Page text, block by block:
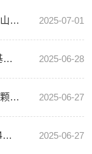
【中国教育电视台】 “从0到1”的突破 山东首位以实践成果申请学位的研究生毕业 2025-07-01
【山东新闻联播】 刘建亚：用数论“基石”构筑科学大厦【山东省科学技术最高奖】 2025-06-28
【闪电新闻】 闪电人物｜刘建亚：一颗数论种子从发芽到结果的40年 2025-06-27
【闪电新闻】 恭喜！刘建亚荣获2024年度山东省科学技术奖最高奖 2025-06-27